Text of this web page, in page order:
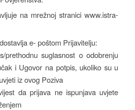
na mrežnoj stranici www.istra-
e- poštom Prijavitelju:
suglasnost o odobrenju
i Ugovor na potpis, ukoliko su u
iz ovog Poziva
prijava ne ispunjava uvjete